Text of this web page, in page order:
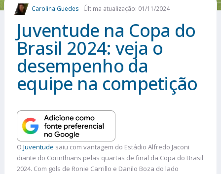
Carolina Guedes Última atualização: 01/11/2024
Juventude na Copa do
Brasil 2024: veja o
desempenho da
equipe na competição
O Juventude saiu com vantagem do Estádio Alfredo Jaconi
diante do Corinthians pelas quartas de final da Copa do Brasil
2024. Com gols de Ronie Carrillo e Danilo Boza do lado